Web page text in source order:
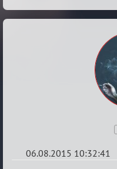
06.08.2015 10:32:41